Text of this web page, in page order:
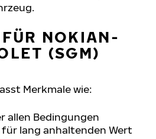
NOKIAN-
(SGM)
Merkmale wie:
allen Bedingungen
lang anhaltenden Wert